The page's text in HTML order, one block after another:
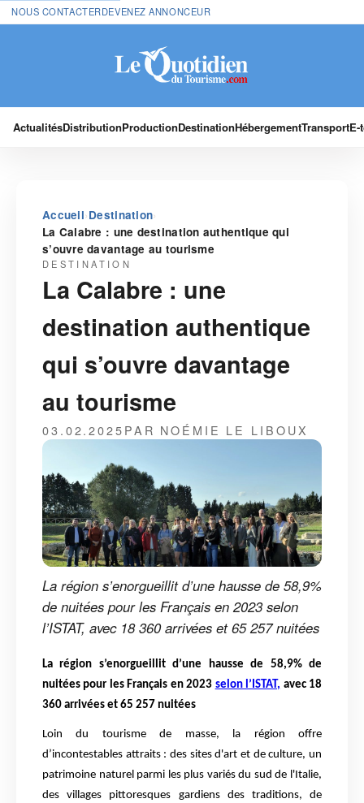
NOUS CONTACTERDEVENEZ ANNONCEUR
ActualitésDistributionProductionDestinationHébergementTransport
Accueil›Destination›
La Calabre : une destination authentique qui
s’ouvre davantage au tourisme
DESTINATION
La Calabre : une
destination authentique
qui s’ouvre davantage
au tourisme
03.02.2025PAR NOÉMIE LE LIBOUX
La région s’enorgueillit d’une hausse de 58,9%
de nuitées pour les Français en 2023 selon
l’ISTAT, avec 18 360 arrivées et 65 257 nuitées
La région s’enorgueillit d’une hausse de 58,9% de
nuitées pour les Français en 2023 selon l’ISTAT, avec 18
360 arrivées et 65 257 nuitées
Loin du tourisme de masse, la région offre
d’incontestables attraits : des sites d'art et de culture, un
patrimoine naturel parmi les plus variés du sud de l'Italie,
des villages pittoresques gardiens des traditions, de